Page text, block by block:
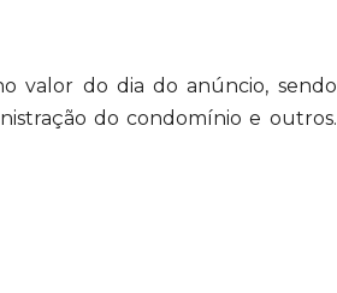
valor do dia do anúncio, sendo
do condomínio e outros.